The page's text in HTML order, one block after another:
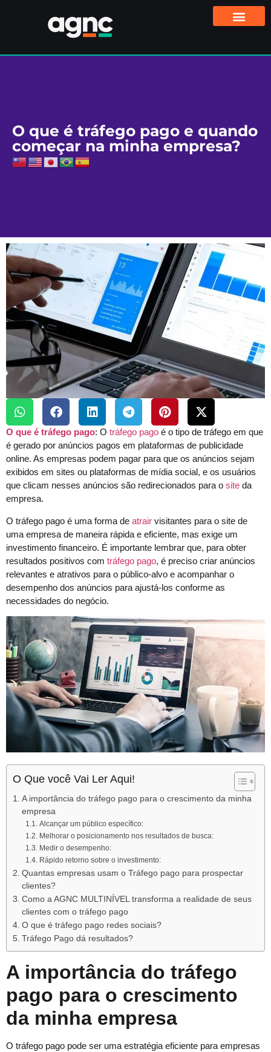
O que é tráfego pago e quando
começar na minha empresa?
O que é tráfego pago: O tráfego pago é o tipo de tráfego em que
é gerado por anúncios pagos em plataformas de publicidade
online. As empresas podem pagar para que os anúncios sejam
exibidos em sites ou plataformas de mídia social, e os usuários
que clicam nesses anúncios são redirecionados para o site da
empresa.
O tráfego pago é uma forma de atrair visitantes para o site de
uma empresa de maneira rápida e eficiente, mas exige um
investimento financeiro. É importante lembrar que, para obter
resultados positivos com tráfego pago, é preciso criar anúncios
relevantes e atrativos para o público-alvo e acompanhar o
desempenho dos anúncios para ajustá-los conforme as
necessidades do negócio.
O Que você Vai Ler Aqui!
A importância do tráfego pago para o crescimento da minha
empresa
Alcançar um público específico:
Melhorar o posicionamento nos resultados de busca:
Medir o desempenho:
Rápido retorno sobre o investimento:
Quantas empresas usam o Tráfego pago para prospectar
clientes?
Como a AGNC MULTINÍVEL transforma a realidade de seus
clientes com o tráfego pago
O que é tráfego pago redes sociais?
Tráfego Pago dá resultados?
A importância do tráfego
pago para o crescimento
da minha empresa
O tráfego pago pode ser uma estratégia eficiente para empresas